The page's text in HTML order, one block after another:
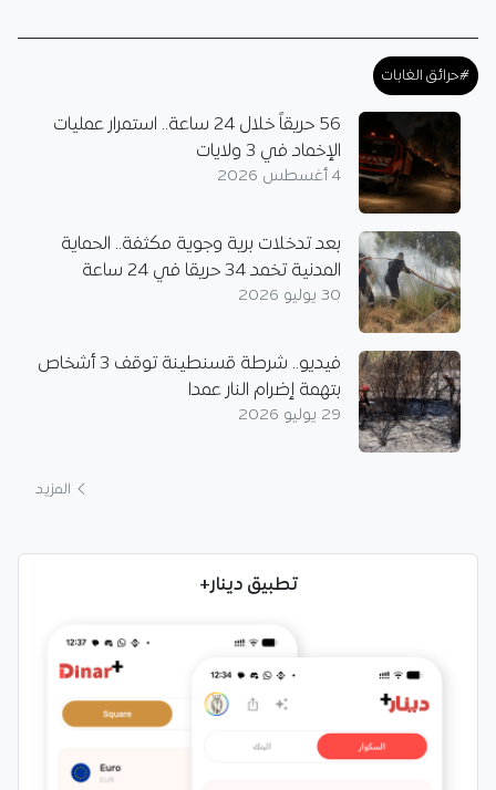
#حرائق الغابات
56 حريقاً خلال 24 ساعة.. استمرار عمليات
الإخماد في 3 ولايات
4 أغسطس 2026
بعد تدخلات برية وجوية مكثفة.. الحماية
المدنية تخمد 34 حريقا في 24 ساعة
30 يوليو 2026
فيديو.. شرطة قسنطينة توقف 3 أشخاص
بتهمة إضرام النار عمدا
29 يوليو 2026
المزيد
تطبيق دينار+